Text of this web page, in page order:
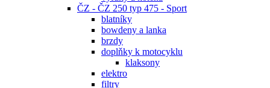
ČZ - ČZ 250 typ 475 - Sport
blatníky
bowdeny a lanka
brzdy
doplňky k motocyklu
klaksony
elektro
filtry